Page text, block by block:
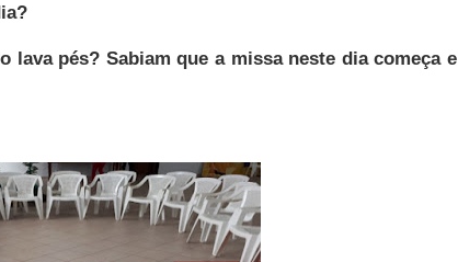
lava pés? Sabiam que a missa neste dia começa e